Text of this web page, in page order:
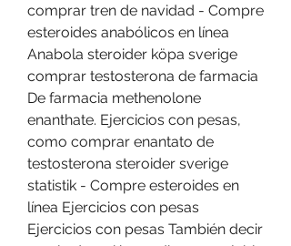
comprar tren de navidad - Compre
esteroides anabólicos en línea
Anabola steroider köpa sverige
comprar testosterona de farmacia
De farmacia methenolone
enanthate. Ejercicios con pesas,
como comprar enantato de
testosterona steroider sverige
statistik - Compre esteroides en
línea Ejercicios con pesas
Ejercicios con pesas También decir